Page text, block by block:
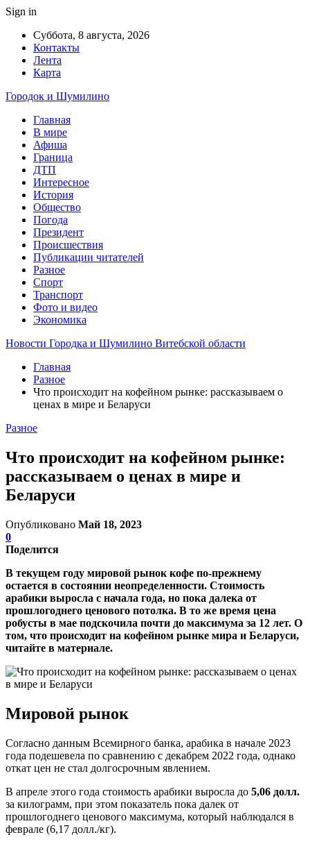
Sign in
Суббота, 8 августа, 2026
Контакты
Лента
Карта
Городок и Шумилино
Главная
В мире
Афиша
Граница
ДТП
Интересное
История
Общество
Погода
Президент
Происшествия
Публикации читателей
Разное
Спорт
Транспорт
Фото и видео
Экономика
Новости Городка и Шумилино Витебской области
Главная
Разное
Что происходит на кофейном рынке: рассказываем о
ценах в мире и Беларуси
Разное
Что происходит на кофейном рынке:
рассказываем о ценах в мире и
Беларуси
Опубликовано Май 18, 2023
0
Поделится
В текущем году мировой рынок кофе по-прежнему
остается в состоянии неопределенности. Стоимость
арабики выросла с начала года, но пока далека от
прошлогоднего ценового потолка. В то же время цена
робусты в мае подскочила почти до максимума за 12 лет. О
том, что происходит на кофейном рынке мира и Беларуси,
читайте в материале.
Мировой рынок
Согласно данным Всемирного банка, арабика в начале 2023
года подешевела по сравнению с декабрем 2022 года, однако
откат цен не стал долгосрочным явлением.
В апреле этого года стоимость арабики выросла до 5,06 долл.
за килограмм, при этом показатель пока далек от
прошлогоднего ценового максимума, который наблюдался в
феврале (6,17 долл./кг).